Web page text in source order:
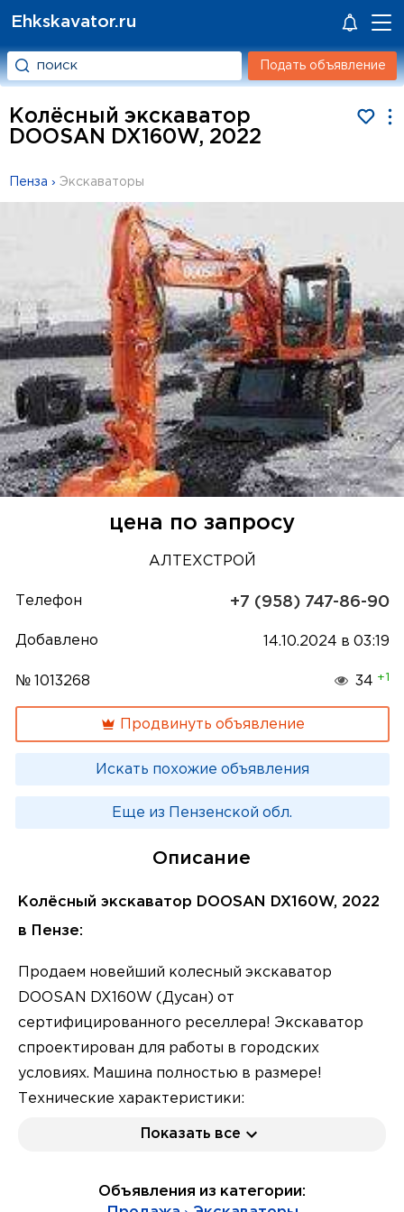
Ehkskavator.ru
Подать объявление
Колёсный экскаватор
DOOSAN DX160W, 2022
Пенза › Экскаваторы
цена по запросу
АЛТЕХСТРОЙ
Телефон +7 (958) 747-86-90
Добавлено 14.10.2024 в 03:19
№ 1013268 34 +1
Продвинуть объявление
Искать похожие объявления
Еще из Пензенской обл.
Описание
Колёсный экскаватор DOOSAN DX160W, 2022
в Пензе:
Продаем новейший колесный экскаватор
DOOSAN DX160W (Дусан) от
сертифицированного реселлера! Экскаватор
спроектирован для работы в городских
условиях. Машина полностью в размере!
Технические характеристики:
Мотор DOOSAN (ЕВРО 2)
Крутящий момент, килограмм.м/об.мин. - 53/1400
Показать все
Объявления из категории: